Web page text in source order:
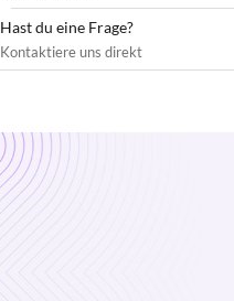
Hast du eine Frage?
Kontaktiere uns direkt